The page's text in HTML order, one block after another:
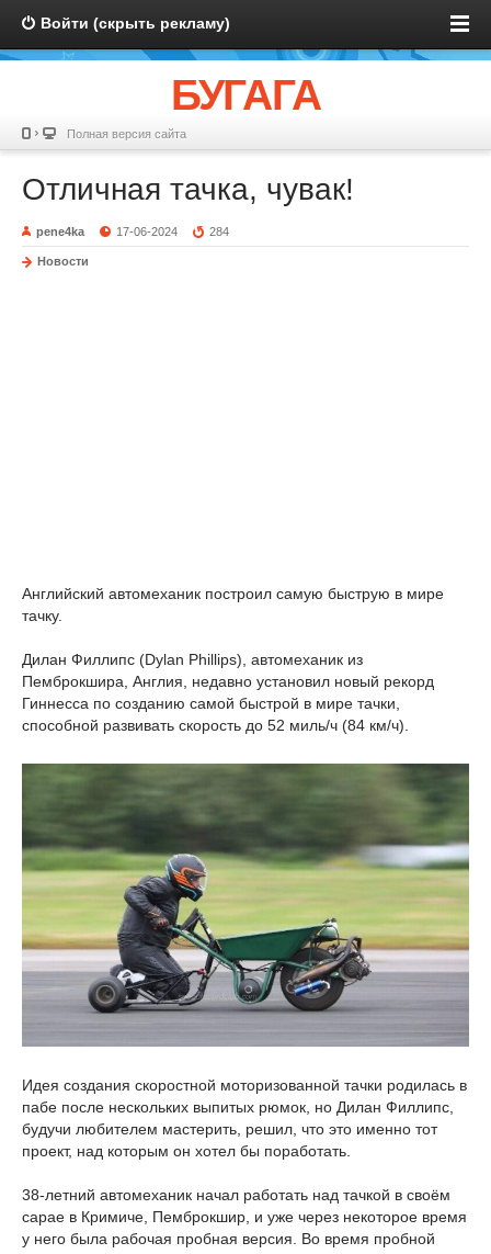
Войти (скрыть рекламу)
БУГАГА
Полная версия сайта
Отличная тачка, чувак!
pene4ka 17-06-2024 284
Новости
Английский автомеханик построил самую быструю в мире
тачку.
Дилан Филлипс (Dylan Phillips), автомеханик из
Пемброкшира, Англия, недавно установил новый рекорд
Гиннесса по созданию самой быстрой в мире тачки,
способной развивать скорость до 52 миль/ч (84 км/ч).
Идея создания скоростной моторизованной тачки родилась в
пабе после нескольких выпитых рюмок, но Дилан Филлипс,
будучи любителем мастерить, решил, что это именно тот
проект, над которым он хотел бы поработать.
38-летний автомеханик начал работать над тачкой в своём
сарае в Кримиче, Пемброкшир, и уже через некоторое время
у него была рабочая пробная версия. Во время пробной